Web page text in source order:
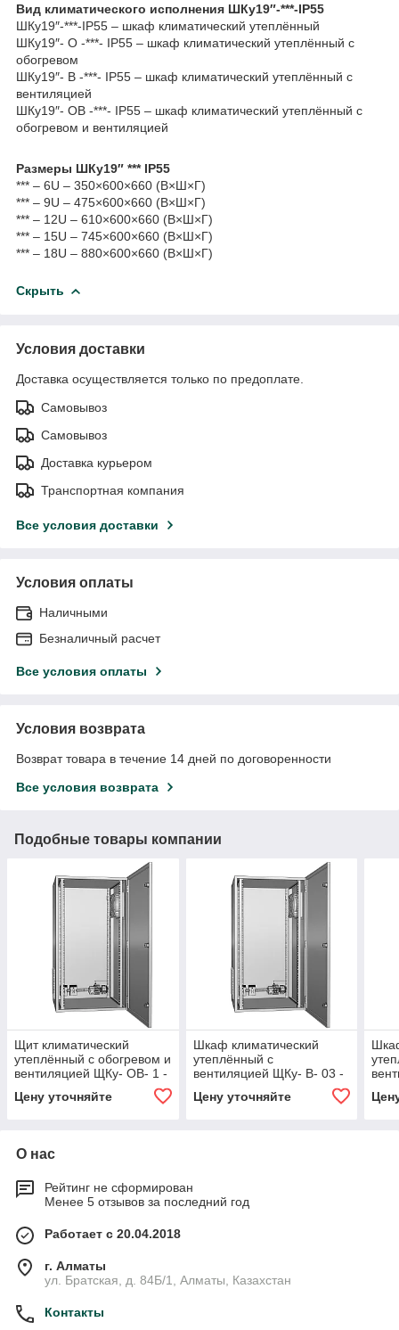
Вид климатического исполнения ШКу19″-***-IP55
ШКу19″-***-IP55 – шкаф климатический утеплённый
ШКу19″- О -***- IP55 – шкаф климатический утеплённый с
обогревом
ШКу19″- В -***- IP55 – шкаф климатический утеплённый с
вентиляцией
ШКу19″- ОВ -***- IP55 – шкаф климатический утеплённый с
обогревом и вентиляцией
Размеры ШКу19″ *** IP55
*** – 6U – 350×600×660 (В×Ш×Г)
*** – 9U – 475×600×660 (В×Ш×Г)
*** – 12U – 610×600×660 (В×Ш×Г)
*** – 15U – 745×600×660 (В×Ш×Г)
*** – 18U – 880×600×660 (В×Ш×Г)
Скрыть
Условия доставки
Доставка осуществляется только по предоплате.
Самовывоз
Самовывоз
Доставка курьером
Транспортная компания
Все условия доставки
Условия оплаты
Наличными
Безналичный расчет
Все условия оплаты
Условия возврата
Возврат товара в течение 14 дней по договоренности
Все условия возврата
Подобные товары компании
Щит климатический
утеплённый с обогревом и
вентиляцией ЩКу- ОВ- 1 -
IP65
Цену уточняйте
Шкаф климатический
утеплённый с
вентиляцией ЩКу- В- 03 -
IP65
Цену уточняйте
IP65
О нас
Рейтинг не сформирован
Менее 5 отзывов за последний год
Работает с 20.04.2018
г. Алматы
ул. Братская, д. 84Б/1, Алматы, Казахстан
Контакты